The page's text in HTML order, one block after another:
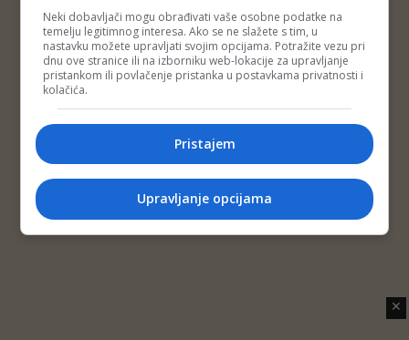
✕
Neki dobavljači mogu obrađivati vaše osobne podatke na
temelju legitimnog interesa. Ako se ne slažete s tim, u
nastavku možete upravljati svojim opcijama. Potražite vezu pri
dnu ove stranice ili na izborniku web-lokacije za upravljanje
pristankom ili povlačenje pristanka u postavkama privatnosti i
kolačića.
Pristajem
Upravljanje opcijama